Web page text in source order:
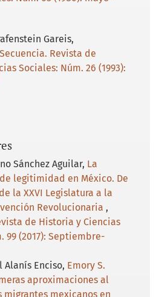
Gareis,
Secuencia. Revista de
Sociales: Núm. 26 (1993):
Sánchez Aguilar, La
legitimidad en México. De
la XXVI Legislatura a la
Revolucionaria ,
de Historia y Ciencias
99 (2017): Septiembre-
Alanís Enciso, Emory S.
aproximaciones al
migrantes mexicanos en